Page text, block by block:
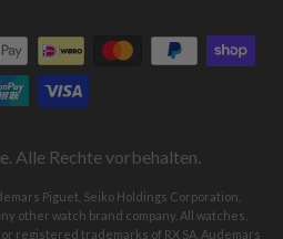
Instagram
PinterestTumblr
TwitterYouTube
. Alle Rechte vorbehalten.
Piguet, Seiko Holdings Corporation,
other watch brand company. All watches,
registered trademarks of RX SA, Audemars